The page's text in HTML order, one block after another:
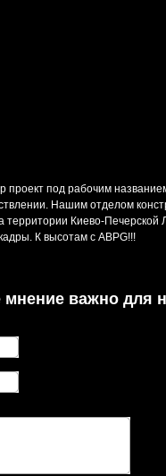
под рабочим
Нашим отделом
территории Киево-Печерской
К высотам с ABPG!!!
важно для